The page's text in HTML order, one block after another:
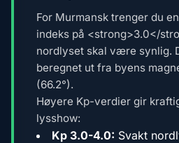
For Murmansk trenger du
indeks på <strong>3.0</
nordlyset skal være synlig.
beregnet ut fra byens
(66.2°).
Høyere Kp-verdier gir
lysshow:
Kp 3.0-4.0: Svakt